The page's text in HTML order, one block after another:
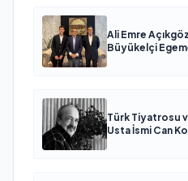
Ali Emre
Büyükelçi
Türk Tiyatrosu
Usta İsmi Can